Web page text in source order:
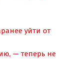
уйти от
— теперь не